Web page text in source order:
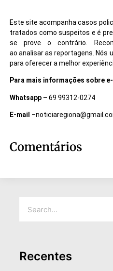
Este site acompanha casos
tratados como suspeitos e é
se prove o contrário.
ao analisar as reportagens. Nós
para oferecer a melhor
Para mais informações sobre e-
Whatsapp – 69 99312-0274
E-mail –
Comentários
Recentes